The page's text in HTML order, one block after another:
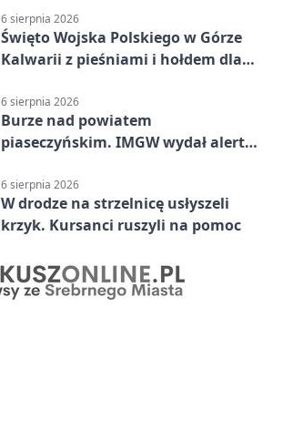
6 sierpnia 2026
Święto Wojska Polskiego w Górze
Kalwarii z pieśniami i hołdem dla
6 sierpnia 2026
Burze nad powiatem
piaseczyńskim. IMGW wydał alert
6 sierpnia 2026
W drodze na strzelnicę usłyszeli
krzyk. Kursanci ruszyli na pomoc